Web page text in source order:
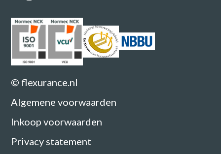
© flexurance.nl
Algemene voorwaarden
Inkoop voorwaarden
Privacy statement